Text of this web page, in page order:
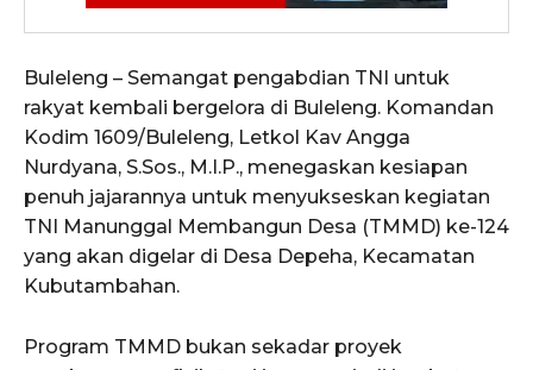
Buleleng – Semangat pengabdian TNI untuk
rakyat kembali bergelora di Buleleng. Komandan
Kodim 1609/Buleleng, Letkol Kav Angga
Nurdyana, S.Sos., M.I.P., menegaskan kesiapan
penuh jajarannya untuk menyukseskan kegiatan
TNI Manunggal Membangun Desa (TMMD) ke-124
yang akan digelar di Desa Depeha, Kecamatan
Kubutambahan.
Program TMMD bukan sekadar proyek